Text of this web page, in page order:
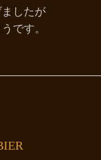
したが
です。